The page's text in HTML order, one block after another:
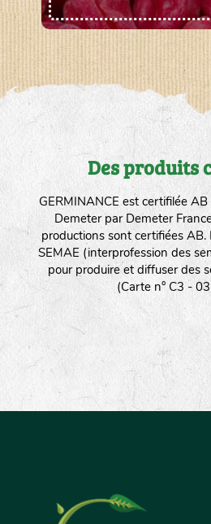
Des produits
GERMINANCE est certifilée
Demeter par Demeter
productions sont certifiées AB.
SEMAE (interprofession des
pour produire et diffuser des
(Carte n° C3 -